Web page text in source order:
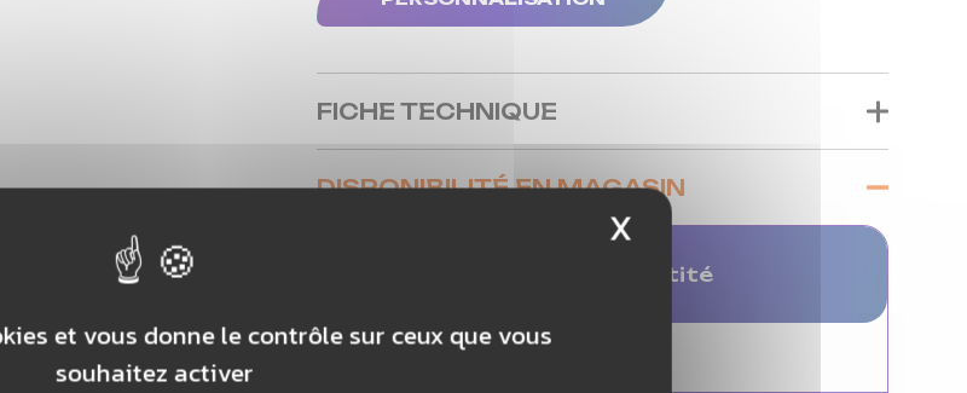
et vous donne le contrôle sur ceux que vous
souhaitez activer
X Masquer le
FICHE TECHNIQUE
DISPONIBILITÉ EN MAGASIN
Quantité